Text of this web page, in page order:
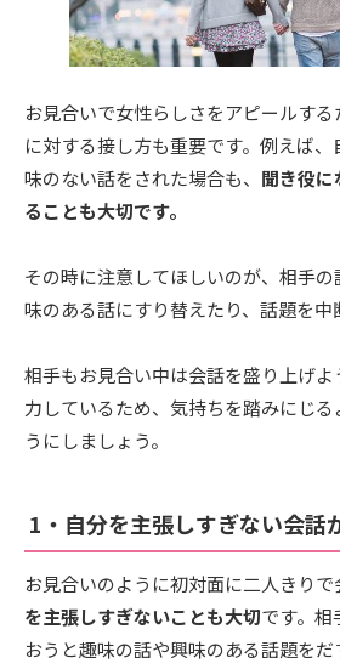
お見合いで女性らしさをアピールす
に対する接し方も重要です。例えば
味のない話をされた場合も、 聞き役
ることも大切です。
その時に注意してほしいのが、相手
味のある話にすり替えたり、話題を中
相手もお見合い中は会話を盛り上げ
力しているため、気持ちを踏みにじ
うにしましょう。
1・自分を主張しすぎない会話
お見合いのように初対面に二人きりで
を主張しすぎないことも大切です。相
おうと趣味の話や興味のある話題をだ